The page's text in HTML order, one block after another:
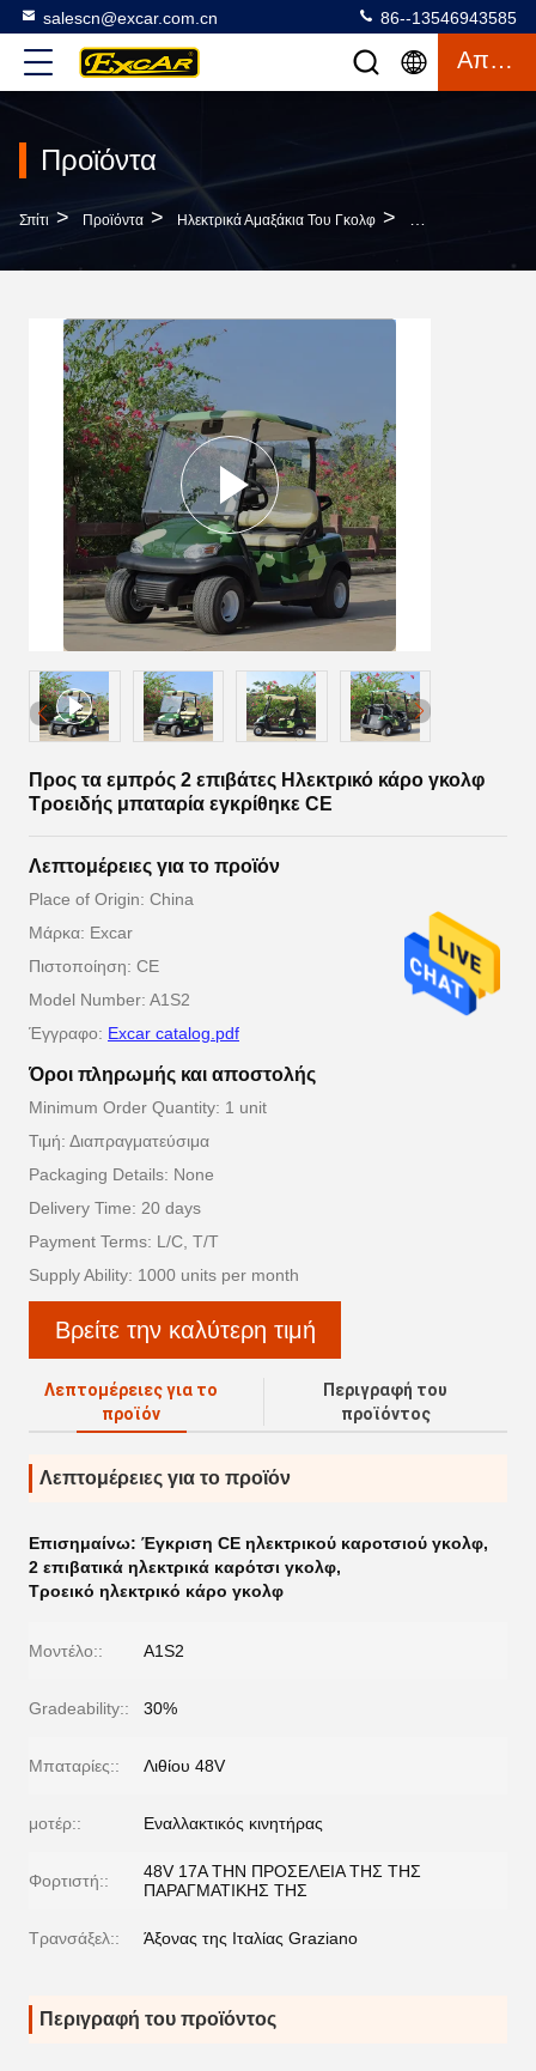
salescn@excar.com.cn 86--13546943585
Απόσπασμα
Προϊόντα
Σπίτι > Προϊόντα > Ηλεκτρικά Αμαξάκια Του Γκολφ > Προς Τα Εμπρός 2
Προς τα εμπρός 2 επιβάτες Ηλεκτρικό κάρο γκολφ
Τροειδής μπαταρία εγκρίθηκε CE
Λεπτομέρειες για το προϊόν
Place of Origin: China
Μάρκα: Excar
Πιστοποίηση: CE
Model Number: A1S2
Έγγραφο: Excar catalog.pdf
Όροι πληρωμής και αποστολής
Minimum Order Quantity: 1 unit
Τιμή: Διαπραγματεύσιμα
Packaging Details: None
Delivery Time: 20 days
Payment Terms: L/C, T/T
Supply Ability: 1000 units per month
Βρείτε την καλύτερη τιμή
Λεπτομέρειες για το
προϊόν
Περιγραφή του
προϊόντος
Λεπτομέρειες για το προϊόν
Επισημαίνω: Έγκριση CE ηλεκτρικού καροτσιού γκολφ,
2 επιβατικά ηλεκτρικά καρότσι γκολφ,
Τροεικό ηλεκτρικό κάρο γκολφ
Μοντέλο:: A1S2
Gradeability:: 30%
Μπαταρίες:: Λιθίου 48V
μοτέρ:: Εναλλακτικός κινητήρας
Φορτιστή::
48V 17A ΤΗΝ ΠΡΟΣΕΛΕΙΑ ΤΗΣ ΤΗΣ
ΠΑΡΑΓΜΑΤΙΚΗΣ ΤΗΣ
Τρανσάξελ:: Άξονας της Ιταλίας Graziano
Περιγραφή του προϊόντος